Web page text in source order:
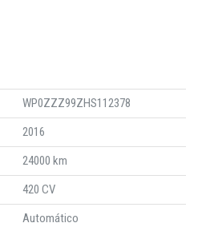
WP0ZZZ99ZHS112378
2016
24000 km
420 CV
Automático